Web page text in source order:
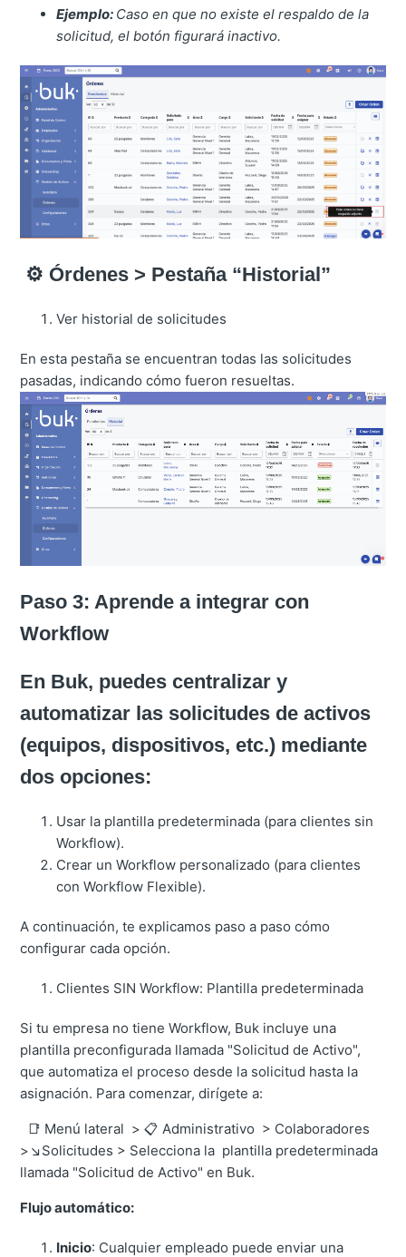
Ejemplo: Caso en que no existe el respaldo de la
solicitud, el botón figurará inactivo.
⚙️ Órdenes > Pestaña “Historial”
Ver historial de solicitudes
En esta pestaña se encuentran todas las solicitudes
pasadas, indicando cómo fueron resueltas.
Paso 3: Aprende a integrar con
Workflow
En Buk, puedes centralizar y
automatizar las solicitudes de activos
(equipos, dispositivos, etc.) mediante
dos opciones:
Usar la plantilla predeterminada (para clientes sin
Workflow).
Crear un Workflow personalizado (para clientes
con Workflow Flexible).
A continuación, te explicamos paso a paso cómo
configurar cada opción.
Clientes SIN Workflow: Plantilla predeterminada
Si tu empresa no tiene Workflow, Buk incluye una
plantilla preconfigurada llamada "Solicitud de Activo",
que automatiza el proceso desde la solicitud hasta la
asignación. Para comenzar, dirígete a:
📑 Menú lateral > 📋 Administrativo > Colaboradores
>↘️Solicitudes > Selecciona la plantilla predeterminada
llamada "Solicitud de Activo" en Buk.
Flujo automático:
Inicio: Cualquier empleado puede enviar una